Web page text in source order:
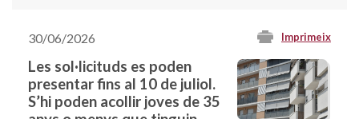
Imprimeix
30/06/2026
Les sol·licituds es poden
presentar fins al 10 de juliol.
S’hi poden acollir joves de 35